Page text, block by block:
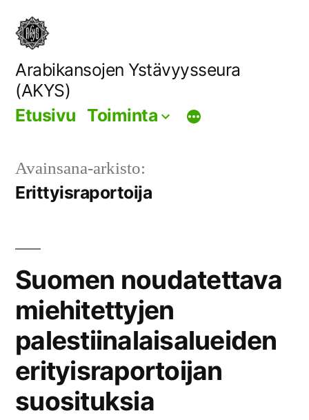
Siirry
sisältöön
Arabikansojen Ystävyysseura
(AKYS)
Etusivu Toiminta
Avainsana-arkisto:
Erittyisraportoija
Suomen noudatettava
miehitettyjen
palestiinalaisalueiden
erityisraportoijan
suosituksia